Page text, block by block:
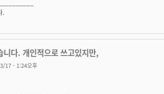
.
다. 개인적으로 쓰고있지만,
17 - 1:24오후